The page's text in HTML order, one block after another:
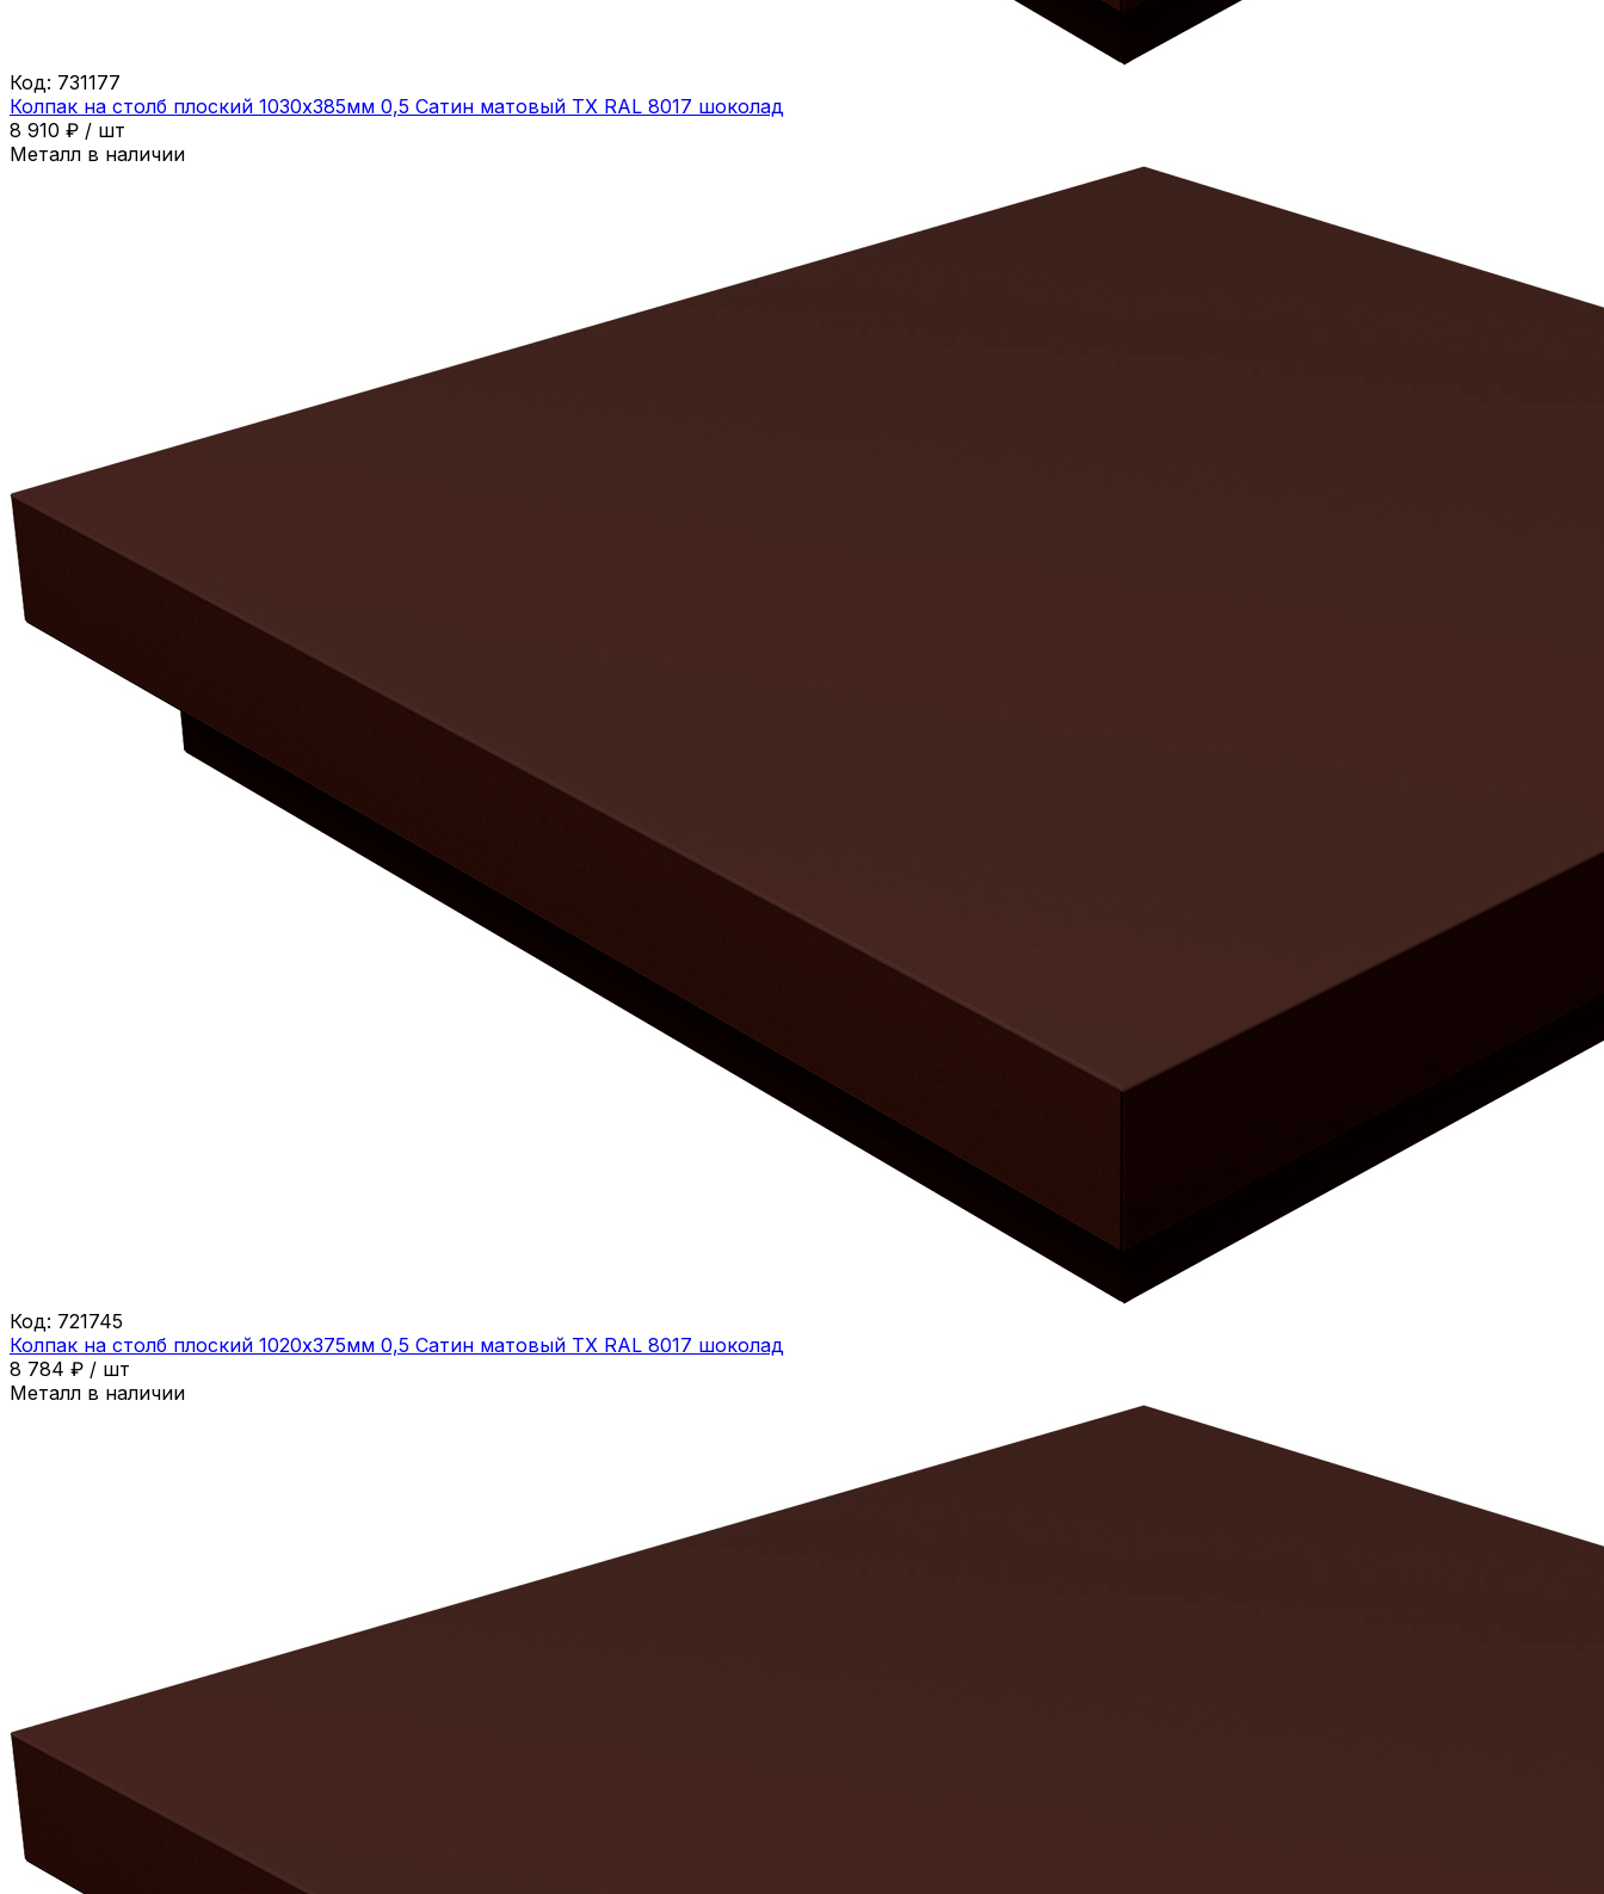
Код: 731177
Колпак на столб плоский 1030х385мм 0,5 Сатин матовый ТХ RAL 8017 шоколад
8 910 ₽ / шт
Металл в наличии
Код: 721745
Колпак на столб плоский 1020х375мм 0,5 Сатин матовый ТХ RAL 8017 шоколад
8 784 ₽ / шт
Металл в наличии